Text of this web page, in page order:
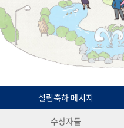
50+1 주년 기념
성과 50선 숫자로 보는 50년
세계와 함께 한 KIHASA
VR 역사관
설립축하 메시지
수상자들